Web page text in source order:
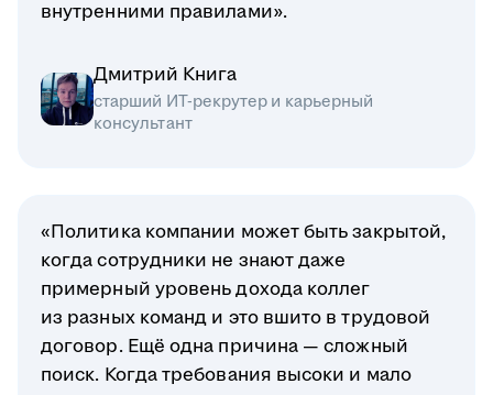
внутренними правилами».
Дмитрий Книга
старший ИТ-рекрутер и карьерный
консультант
«Политика компании может быть закрытой,
когда сотрудники не знают даже
примерный уровень дохода коллег
из разных команд и это вшито в трудовой
договор. Ещё одна причина — сложный
поиск. Когда требования высоки и мало